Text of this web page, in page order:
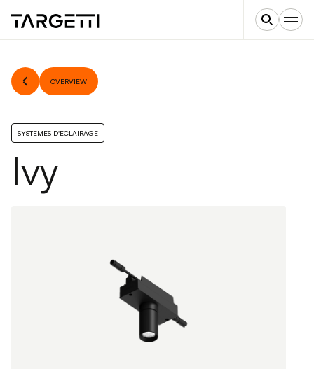
OVERVIEW
SYSTÈMES D'ÉCLAIRAGE
Ivy